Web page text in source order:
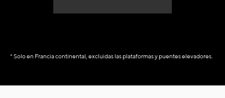
* Solo en Francia continental, excluidas las plataformas y puentes elevadores.